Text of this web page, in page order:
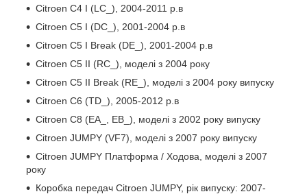
Citroen C4 I (LC_), 2004-2011 р.в
Citroen C5 I (DC_), 2001-2004 р.в
Citroen C5 I Break (DE_), 2001-2004 р.в
Citroen C5 II (RC_), моделі з 2004 року
Citroen C5 II Break (RE_), моделі з 2004 року випуску
Citroen C6 (TD_), 2005-2012 р.в
Citroen C8 (EA_, EB_), моделі з 2002 року випуску
Citroen JUMPY (VF7), моделі з 2007 року випуску
Citroen JUMPY Платформа / Ходова, моделі з 2007
року
Коробка передач Citroen JUMPY, рік випуску: 2007-